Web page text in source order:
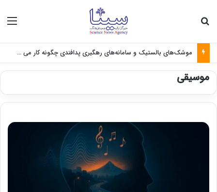
موشک‌های بالستیک و سامانه‌های رهگیری پدافندی چگونه کار می کنند؟
موسیقی